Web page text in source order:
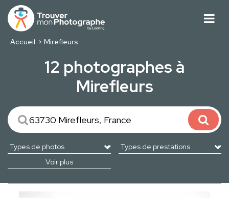
Accueil Mirefleurs
12 photographes à
Mirefleurs
Voir plus